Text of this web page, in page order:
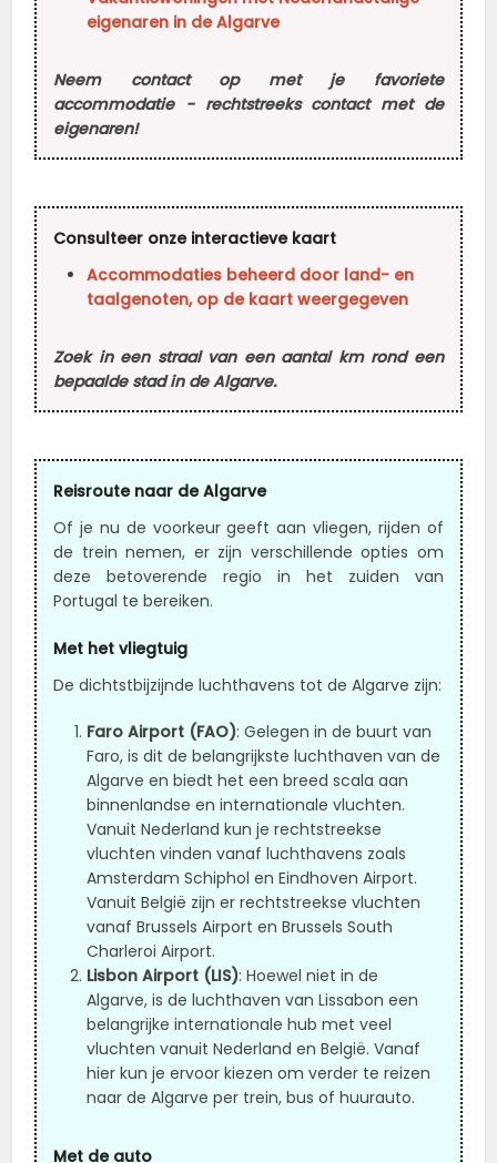
eigenaren in de Algarve
Neem contact op met je favoriete
accommodatie - rechtstreeks contact met de
eigenaren!
Consulteer onze interactieve kaart
Accommodaties beheerd door land- en
taalgenoten, op de kaart weergegeven
Zoek in een straal van een aantal km rond een
bepaalde stad in de Algarve.
Reisroute naar de Algarve
Of je nu de voorkeur geeft aan vliegen, rijden of
de trein nemen, er zijn verschillende opties om
deze betoverende regio in het zuiden van
Portugal te bereiken.
Met het vliegtuig
De dichtstbijzijnde luchthavens tot de Algarve zijn:
Faro Airport (FAO): Gelegen in de buurt van
Faro, is dit de belangrijkste luchthaven van de
Algarve en biedt het een breed scala aan
binnenlandse en internationale vluchten.
Vanuit Nederland kun je rechtstreekse
vluchten vinden vanaf luchthavens zoals
Amsterdam Schiphol en Eindhoven Airport.
Vanuit België zijn er rechtstreekse vluchten
vanaf Brussels Airport en Brussels South
Charleroi Airport.
Lisbon Airport (LIS): Hoewel niet in de
Algarve, is de luchthaven van Lissabon een
belangrijke internationale hub met veel
vluchten vanuit Nederland en België. Vanaf
hier kun je ervoor kiezen om verder te reizen
naar de Algarve per trein, bus of huurauto.
Met de auto